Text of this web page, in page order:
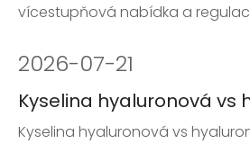
vícestupňová nabídka a
2026-07-21
Kyselina hyaluronová vs